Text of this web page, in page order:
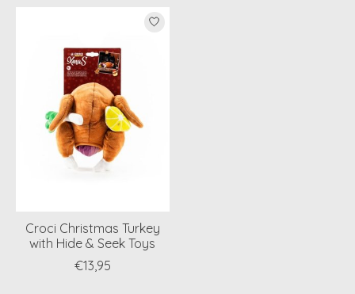
Croci Christmas Turkey
with Hide & Seek Toys
€13,95